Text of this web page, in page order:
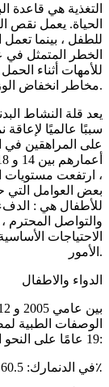
التغذية هي قاعدة
الحياة. يعمل نقص
للطفل ، بينما
الخطر المتمثل في
للأمهات أثناء
مخاطر انخفاض الوزن عند الولادة وسوء التغذية.
يعد قلة النشاط
سببًا عالميًا
على المراهقين في
بعض العوامل التي
للأطفال هي :
والتواصل المحترم ،
الاحتياجات
الأمور.
الدواء والاطفال
الوصفات الطبية
19 عامًا على النحو التالي:
في الدنمارك: 60.5٪